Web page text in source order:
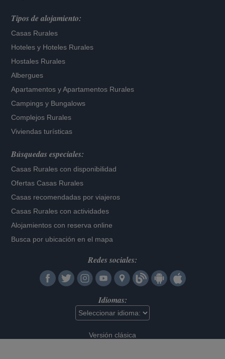
Tipos de alojamiento:
Casas Rurales
Hoteles y Hoteles Rurales
Hostales Rurales
Albergues
Apartamentos yApartamentos Rurales
Campings y Bungalows
Complejos Rurales
Viviendas turísticas
Búsquedas especiales:
Casas Rurales con disponibilidad
Ofertas Casas Rurales
Casas recomendadas por viajeros
Casas Rurales con actividades
Alojamientos con reserva online
Busca por ubicación en el mapa
Redes sociales:
Idiomas:
Versión clásica